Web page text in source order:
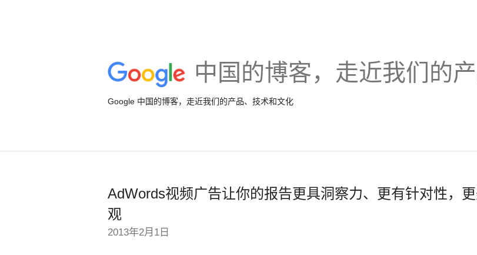
中国的博客，走近我们的
Google 中国的博客，走近我们的产品、技术和文化
AdWords视频广告让你的报告更具洞察力、更有针对性，
观
2013年2月1日